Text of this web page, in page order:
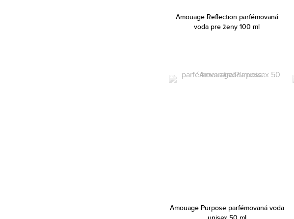
Amouage Reflection parfémovaná
voda pre ženy 100 ml
Amouage Purpose parfémovaná voda